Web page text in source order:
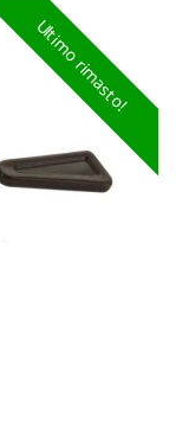
Ultimo rimasto!